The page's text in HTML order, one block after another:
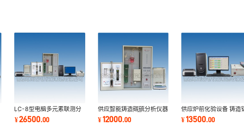
LC-8型电脑多元素联测分
析仪 五大元素分析仪 碳硫
锰磷硅分析仪
¥26500.00
供应智能铸造碳硫分析仪器
LC系列 台式金属碳硫分析
仪 碳硫分析仪
¥12000.00
供应炉前化验设备 铸造
合金元素分析仪器 钢铁
金元素分析仪器
¥13500.00